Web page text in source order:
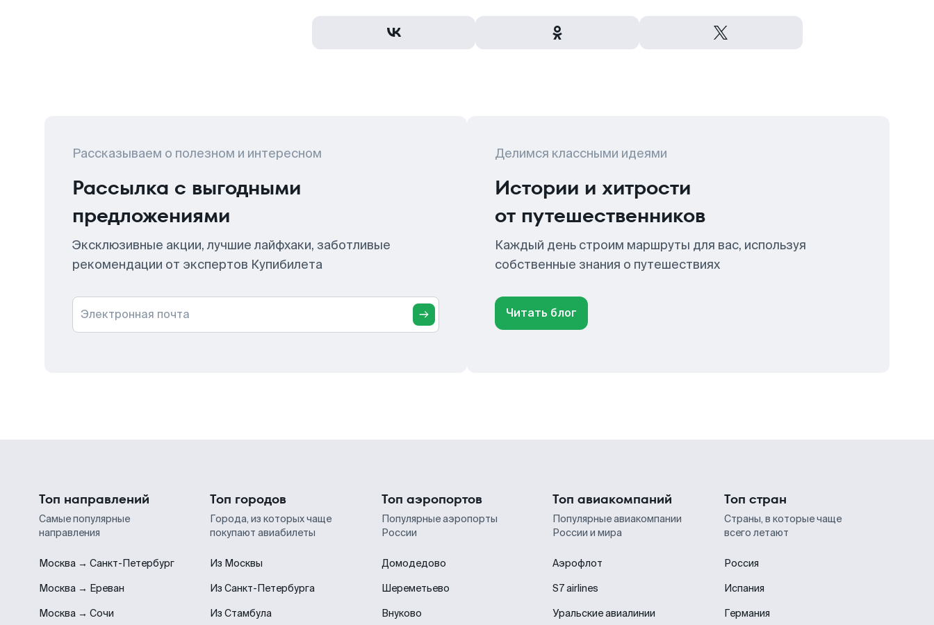
Рассказываем о полезном и интересном
Рассылка с выгодными
предложениями
Эксклюзивные акции, лучшие лайфхаки, заботливые
рекомендации от экспертов Купибилета
Электронная почта
Делимся классными идеями
Истории и хитрости
от путешественников
Каждый день строим маршруты для вас, используя
собственные знания о путешествиях
Читать блог
Топ направлений
Самые популярные
направления
Москва → Санкт-Петербург
Москва → Ереван
Москва → Сочи
Топ городов
Города, из которых чаще
покупают авиабилеты
Из Москвы
Из Санкт-Петербурга
Из Стамбула
Топ аэропортов
Популярные аэропорты
России
Домодедово
Шереметьево
Внуково
Топ авиакомпаний
Популярные авиакомпании
России и мира
Аэрофлот
S7 airlines
Уральские авиалинии
Топ стран
Страны, в которые чаще
всего летают
Россия
Испания
Германия